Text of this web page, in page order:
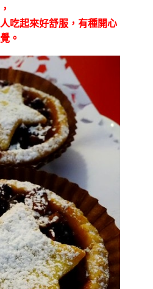
吃起來好舒服，有種開心
。